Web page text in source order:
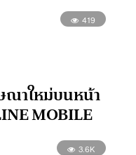
419
ณาใหม่บนหน้า
MOBILE
3.6K